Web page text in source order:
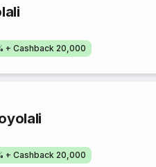
+ Cashback 20,000
+ Cashback 20,000